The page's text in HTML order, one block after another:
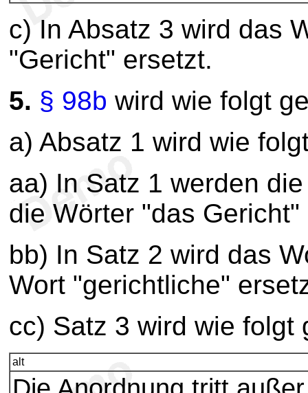
c) In Absatz 3 wird das
"Gericht" ersetzt.
5. § 98b wird wie folgt
a) Absatz 1 wird wie
aa) In Satz 1 werden
die Wörter "das Gericht"
bb) In Satz 2 wird das
Wort "gerichtliche"
cc) Satz 3 wird wie folgt
alt